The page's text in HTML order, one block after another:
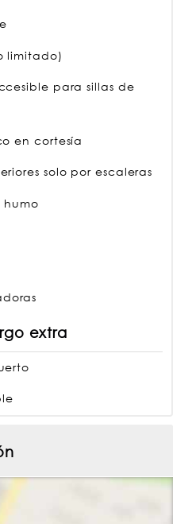
limitado)
para sillas de
en cortesía
solo por escaleras
humo
extra